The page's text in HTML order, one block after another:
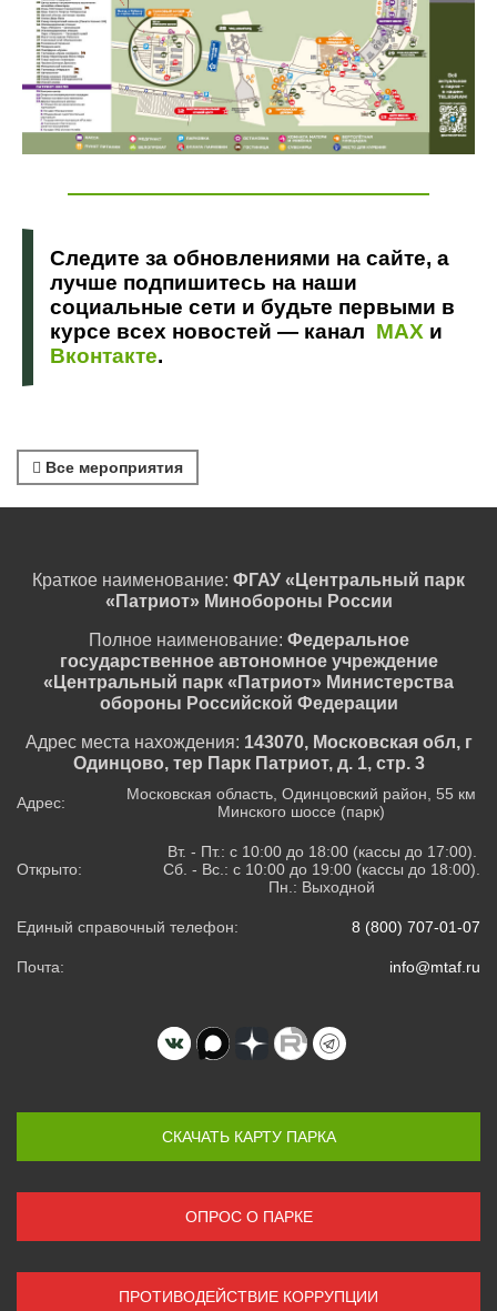
Следите за обновлениями на сайте, а
лучше подпишитесь на наши
социальные сети и будьте первыми в
курсе всех новостей — канал MAX и
Вконтакте.
Все мероприятия
Краткое наименование: ФГАУ «Центральный парк
«Патриот» Минобороны России
Полное наименование: Федеральное
государственное автономное учреждение
«Центральный парк «Патриот» Министерства
обороны Российской Федерации
Адрес места нахождения: 143070, Московская обл, г
Одинцово, тер Парк Патриот, д. 1, стр. 3
Адрес:
Московская область, Одинцовский район, 55 км
Минского шоссе (парк)
Открыто:
Вт. - Пт.: с 10:00 до 18:00 (кассы до 17:00).
Сб. - Вс.: с 10:00 до 19:00 (кассы до 18:00).
Пн.: Выходной
Единый справочный телефон: 8 (800) 707-01-07
Почта: info@mtaf.ru
СКАЧАТЬ КАРТУ ПАРКА
ОПРОС О ПАРКЕ
ПРОТИВОДЕЙСТВИЕ КОРРУПЦИИ